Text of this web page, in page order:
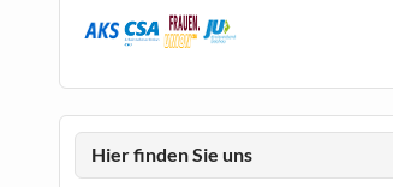
Hier finden Sie uns